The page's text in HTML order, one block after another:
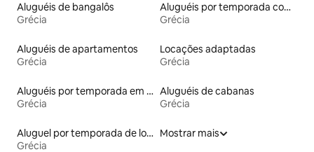
Aluguéis de bangalôs
Grécia
Aluguéis por temporada com café da manhã
Grécia
Aluguéis de apartamentos
Grécia
Locações adaptadas
Grécia
Aluguéis por temporada em hotéis-fazenda
Grécia
Aluguéis de cabanas
Grécia
Aluguel por temporada de lofts
Grécia
Mostrar mais